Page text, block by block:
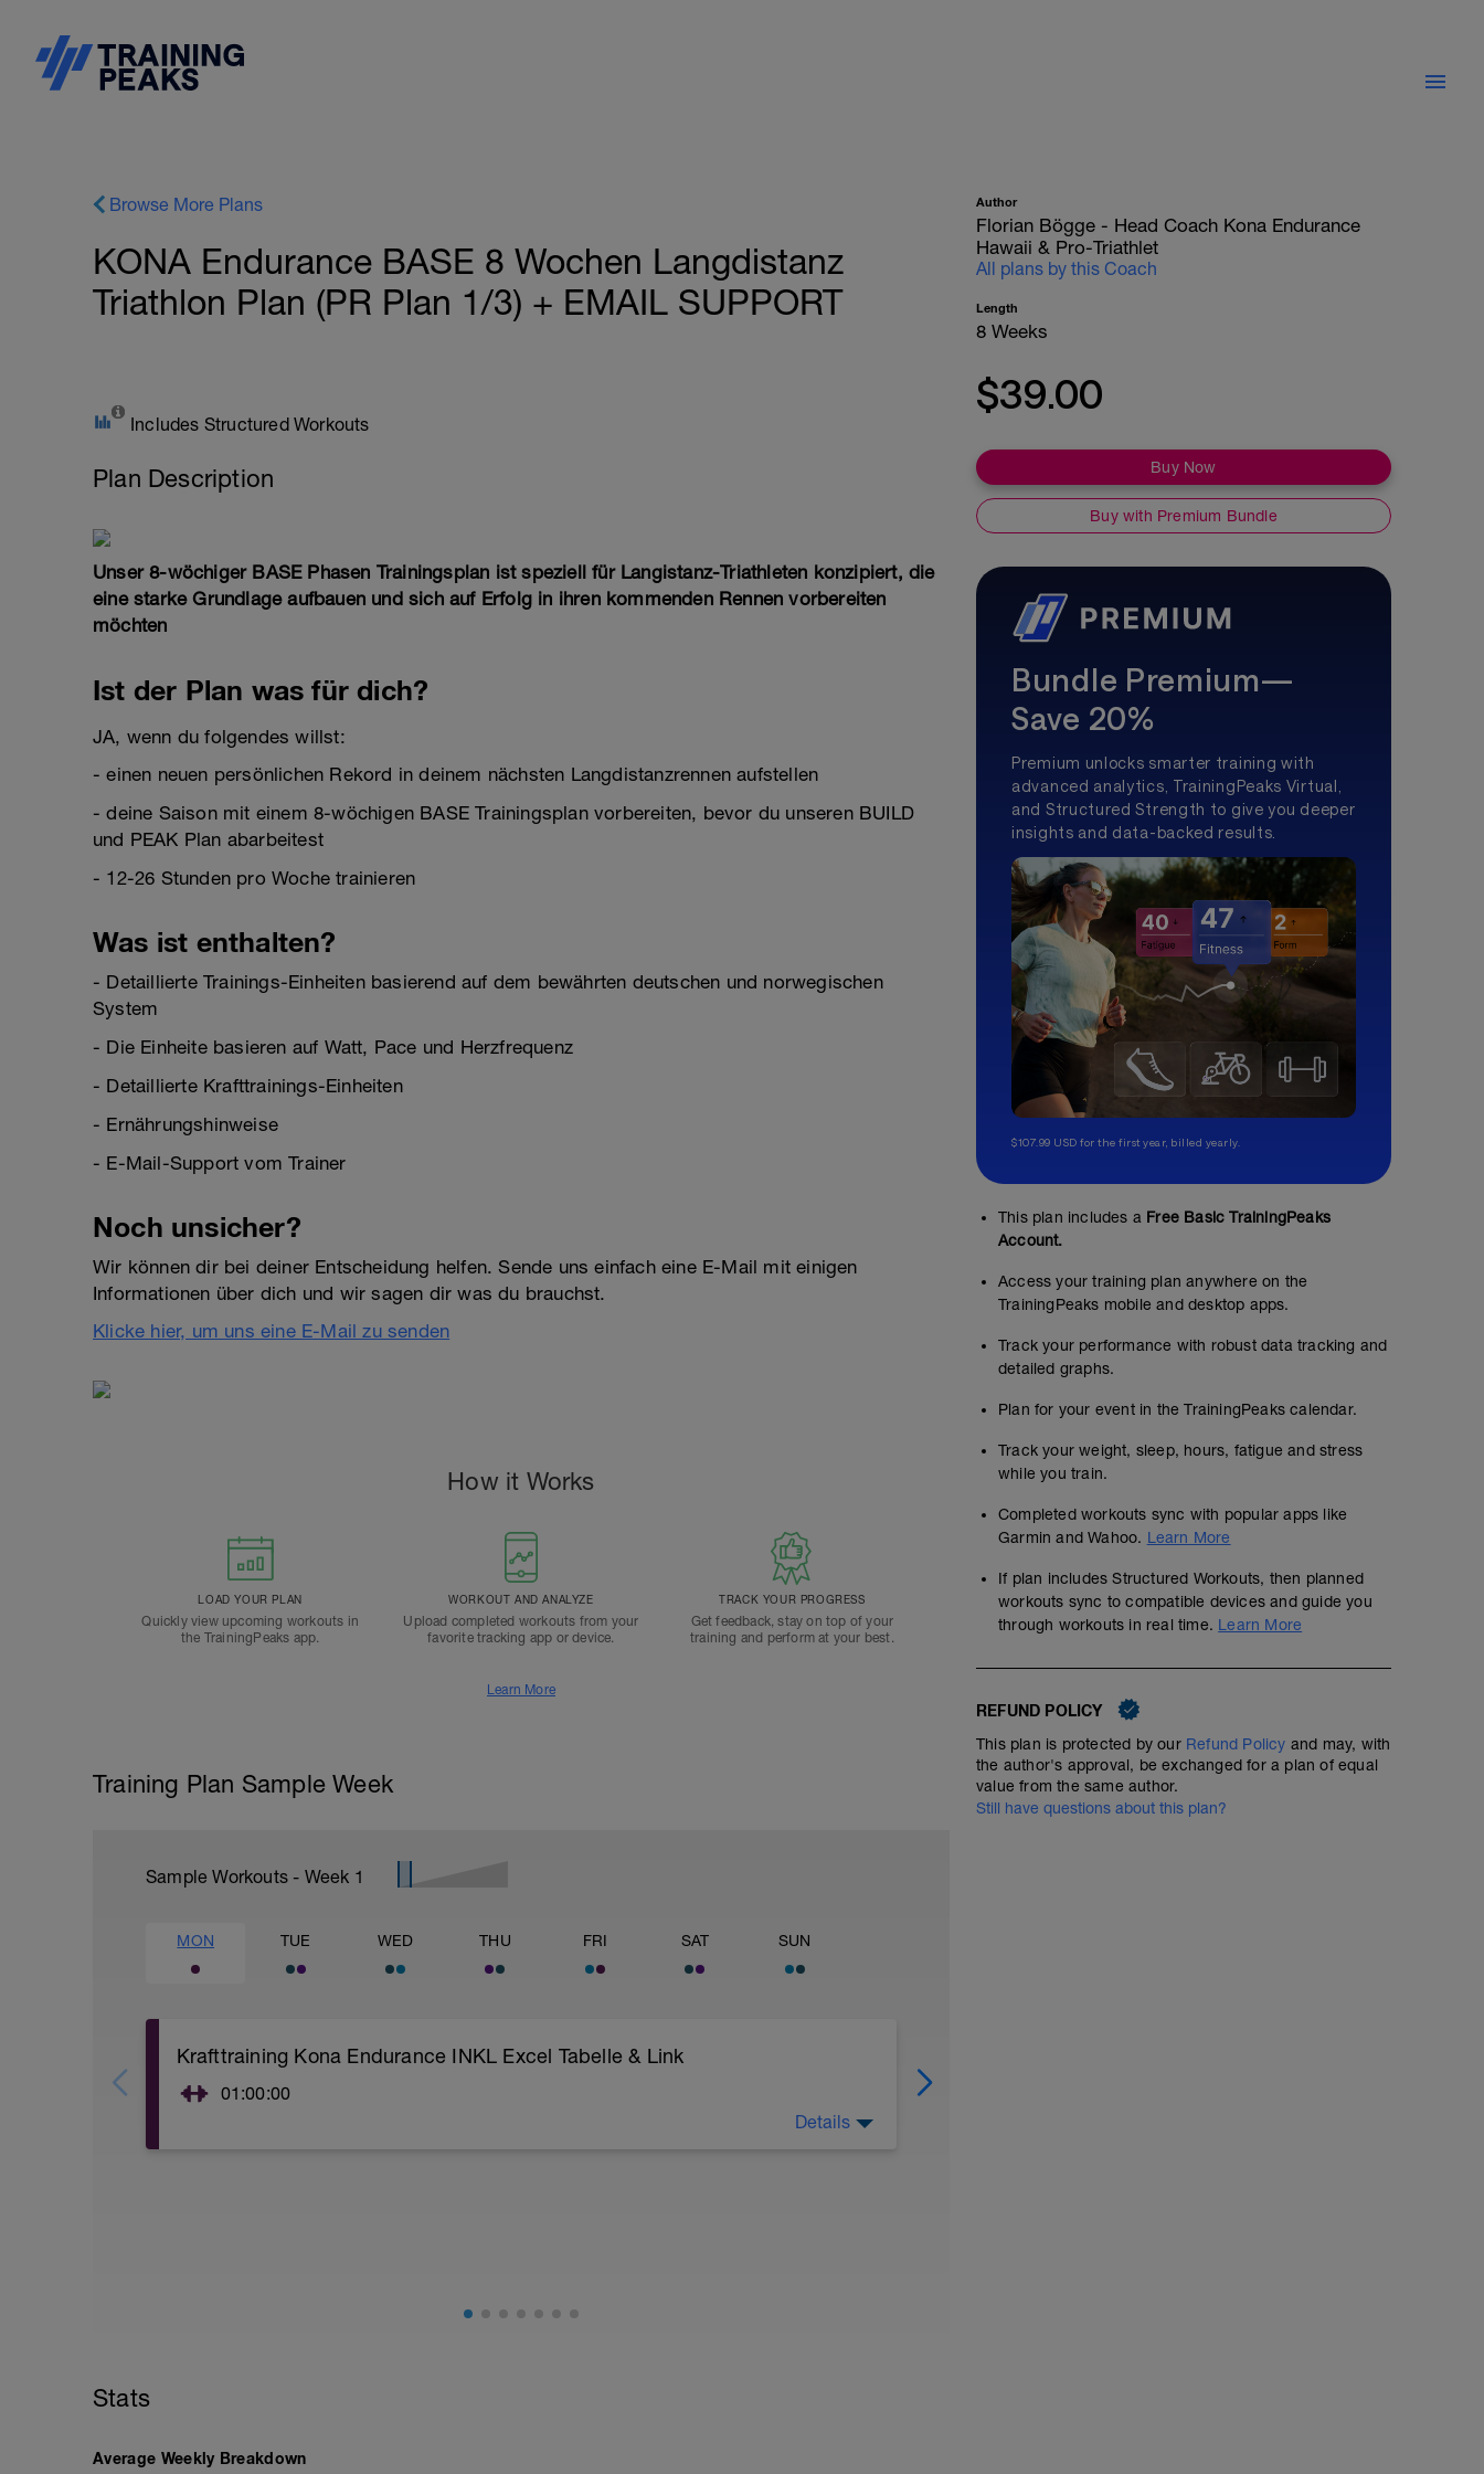
Browse More Plans
KONA Endurance BASE 8 Wochen Langdistanz
Triathlon Plan (PR Plan 1/3) + EMAIL SUPPORT
Includes Structured Workouts
Plan Description
Unser 8-wöchiger BASE Phasen Trainingsplan ist speziell für Langistanz-Triathleten konzipiert, die
eine starke Grundlage aufbauen und sich auf Erfolg in ihren kommenden Rennen vorbereiten
möchten
Ist der Plan was für dich?
JA, wenn du folgendes willst:
- einen neuen persönlichen Rekord in deinem nächsten Langdistanzrennen aufstellen
- deine Saison mit einem 8-wöchigen BASE Trainingsplan vorbereiten, bevor du unseren BUILD
und PEAK Plan abarbeitest
- 12-26 Stunden pro Woche trainieren
Was ist enthalten?
- Detaillierte Trainings-Einheiten basierend auf dem bewährten deutschen und norwegischen
System
- Die Einheite basieren auf Watt, Pace und Herzfrequenz
- Detaillierte Krafttrainings-Einheiten
- Ernährungshinweise
- E-Mail-Support vom Trainer
Noch unsicher?
Wir können dir bei deiner Entscheidung helfen. Sende uns einfach eine E-Mail mit einigen
Informationen über dich und wir sagen dir was du brauchst.
Klicke hier, um uns eine E-Mail zu senden
How it Works
LOAD YOUR PLAN
Quickly view upcoming workouts in
the TrainingPeaks app.
WORKOUT AND ANALYZE
Upload completed workouts from your
favorite tracking app or device.
TRACK YOUR PROGRESS
Get feedback, stay on top of your
training and perform at your best.
Learn More
Training Plan Sample Week
Sample Workouts - Week 1
MON TUE WED THU FRI SAT SUN
Krafttraining Kona Endurance INKL Excel Tabelle & Link
01:00:00
maximalen Gluteus anzusprechen )
Details
Stats
Average Weekly Breakdown
Author
Florian Bögge - Head Coach Kona Endurance
Hawaii & Pro-Triathlet
All plans by this Coach
Length
8 Weeks
$39.00
Buy Now
Buy with Premium Bundle
Bundle Premium—
Save 20%
Premium unlocks smarter training with
advanced analytics, TrainingPeaks Virtual,
and Structured Strength to give you deeper
insights and data-backed results.
$107.99 USD for the first year, billed yearly.
This plan includes a Free Basic TrainingPeaks
Account.
Access your training plan anywhere on the
TrainingPeaks mobile and desktop apps.
Track your performance with robust data tracking and
detailed graphs.
Plan for your event in the TrainingPeaks calendar.
Track your weight, sleep, hours, fatigue and stress
while you train.
Completed workouts sync with popular apps like
Garmin and Wahoo. Learn More
If plan includes Structured Workouts, then planned
workouts sync to compatible devices and guide you
through workouts in real time. Learn More
REFUND POLICY
This plan is protected by our Refund Policy and may, with
the author's approval, be exchanged for a plan of equal
value from the same author.
Still have questions about this plan?